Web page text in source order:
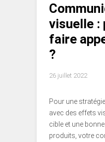
visuelle :
faire
?
26 juillet 2022
Pour une
avec des effets
cible et une
produits, votre